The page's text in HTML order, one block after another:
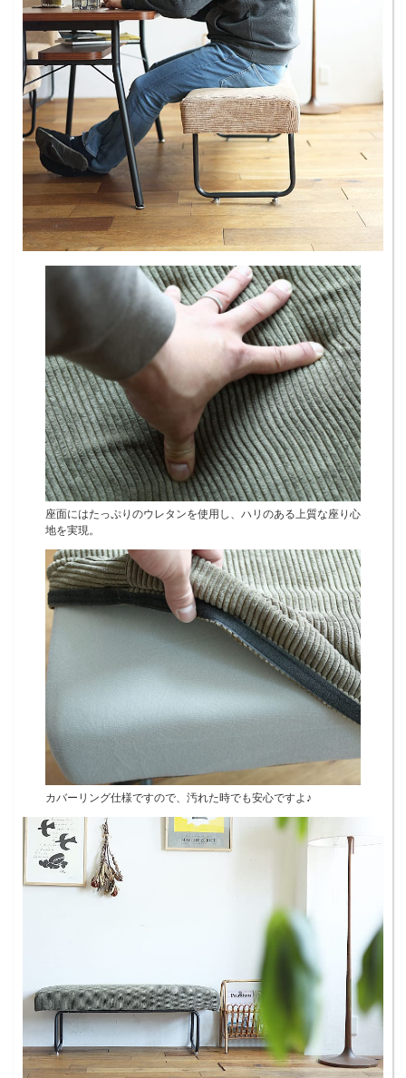
座面にはたっぷりのウレタンを使用し、ハリのある上質な座り心
地を実現。
カバーリング仕様ですので、汚れた時でも安心ですよ♪